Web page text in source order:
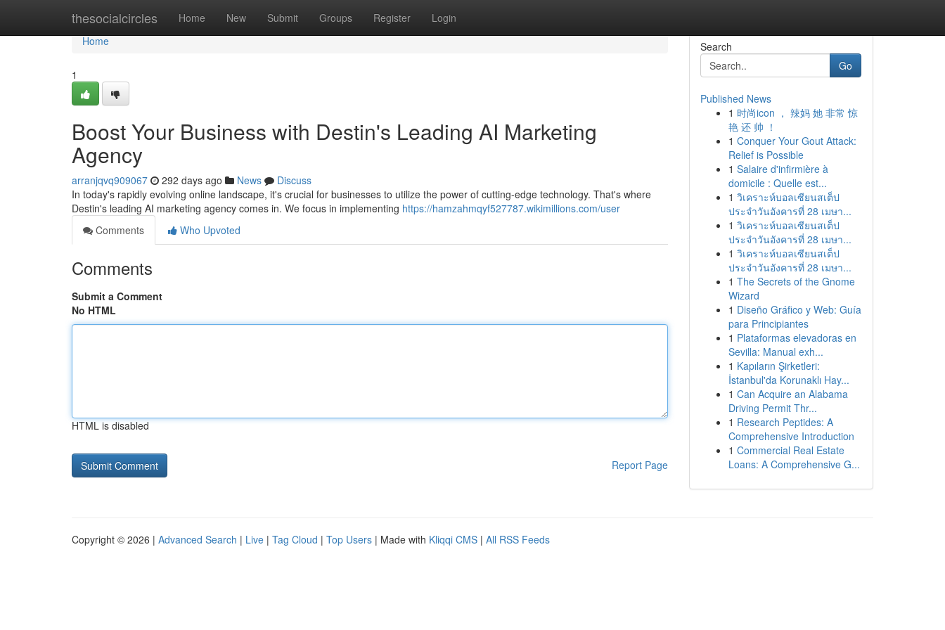
thesocialcircles Home New Submit Groups Register Login
Home
Home
1
Boost Your Business with Destin's Leading AI Marketing
Agency
arranjqvq909067 292 days ago News
Discuss
In today's rapidly evolving online landscape, it's crucial for businesses to utilize the power of cutting-edge technology. That's where
Destin's leading AI marketing agency comes in. We focus in implementing https://hamzahmqyf527787.wikimillions.com/user
Comments
Who Upvoted
Comments
Submit a Comment
No HTML
HTML is disabled
Report Page
Search
Go
Published News
1 时尚icon ， 辣妈 她 非常 惊
艳 还 帅 ！
1 Conquer Your Gout Attack:
Relief is Possible
1 Salaire d'infirmière à
domicile : Quelle est...
1 วิเคราะห์บอลเซียนสเต็ป
ประจำวันอังคารที่ 28 เมษา...
1 วิเคราะห์บอลเซียนสเต็ป
ประจำวันอังคารที่ 28 เมษา...
1 วิเคราะห์บอลเซียนสเต็ป
ประจำวันอังคารที่ 28 เมษา...
1 The Secrets of the Gnome
Wizard
1 Diseño Gráfico y Web: Guía
para Principiantes
1 Plataformas elevadoras en
Sevilla: Manual exh...
1 Kapıların Şirketleri:
İstanbul'da Korunaklı Hay...
1 Can Acquire an Alabama
Driving Permit Thr...
1 Research Peptides: A
Comprehensive Introduction
1 Commercial Real Estate
Loans: A Comprehensive G...
Copyright © 2026 | Advanced Search | Live | Tag Cloud | Top Users | Made with Kliqqi CMS | All RSS Feeds